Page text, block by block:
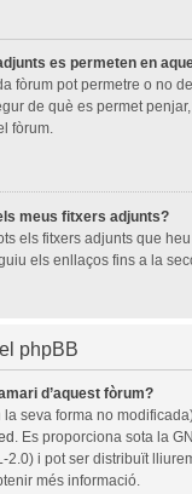
es permeten en
fòrum pot permetre o no
de què es permet
fòrum.
meus fitxers adjunts?
els fitxers adjunts que
els enllaços fins a la
phpBB
d’aquest fòrum?
seva forma no
. Es proporciona sota la
2.0) i pot ser distribuït
més informació.